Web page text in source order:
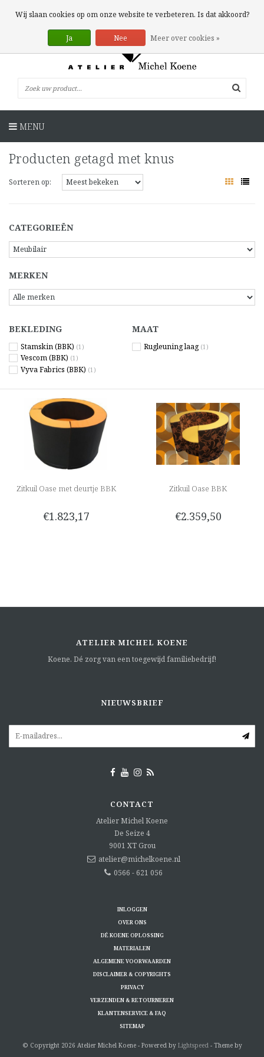
0 Artikelen
MENU
Producten getagd met knus
Sorteren op:
CATEGORIEËN
MERKEN
BEKLEDING
Stamskin (BBK) (1)
Vescom (BBK) (1)
Vyva Fabrics (BBK) (1)
MAAT
Rugleuning laag (1)
Zitkuil Oase met deurtje BBK
€1.823,17
Zitkuil Oase BBK
€2.359,50
ATELIER MICHEL KOENE
Koene. Dé zorg van een toegewijd familiebedrijf!
NIEUWSBRIEF
CONTACT
Atelier Michel Koene
De Seize 4
9001 XT Grou
atelier@michelkoene.nl
0566 - 621 056
INLOGGEN
OVER ONS
DÉ KOENE OPLOSSING
MATERIALEN
ALGEMENE VOORWAARDEN
DISCLAIMER & COPYRIGHTS
PRIVACY
VERZENDEN & RETOURNEREN
KLANTENSERVICE & FAQ
SITEMAP
© Copyright 2026 Atelier Michel Koene - Powered by Lightspeed- Theme by
Wij slaan cookies op om onze website te verbeteren. Is dat akkoord?
Ja Nee Meer over cookies »